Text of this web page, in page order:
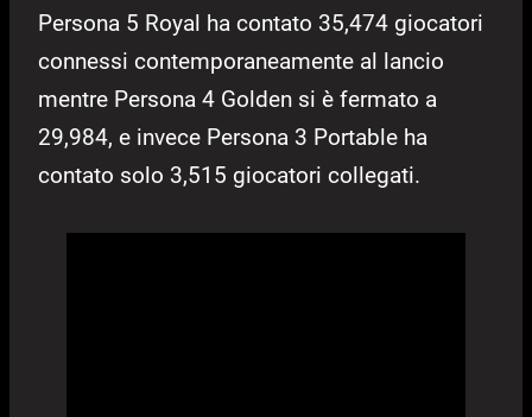
Persona 5 Royal ha contato 35,474 giocatori
connessi contemporaneamente al lancio
mentre Persona 4 Golden si è fermato a
29,984, e invece Persona 3 Portable ha
contato solo 3,515 giocatori collegati.